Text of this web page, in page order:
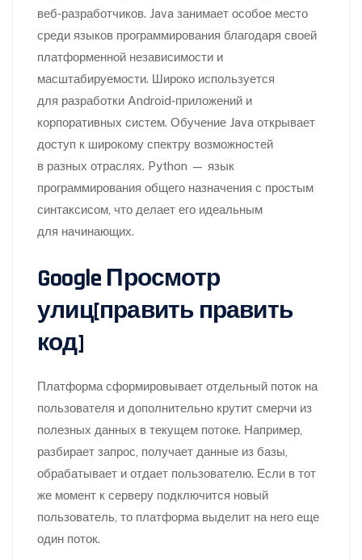
веб‑разработчиков. Java занимает особое место
среди языков программирования благодаря своей
платформенной независимости и
масштабируемости. Широко используется
для разработки Android‑приложений и
корпоративных систем. Обучение Java открывает
доступ к широкому спектру возможностей
в разных отраслях. Python — язык
программирования общего назначения с простым
синтаксисом, что делает его идеальным
для начинающих.
Google Просмотр
улиц[править править
код]
Платформа сформировывает отдельный поток на
пользователя и дополнительно крутит смерчи из
полезных данных в текущем потоке. Например,
разбирает запрос, получает данные из базы,
обрабатывает и отдает пользователю. Если в тот
же момент к серверу подключится новый
пользователь, то платформа выделит на него еще
один поток.